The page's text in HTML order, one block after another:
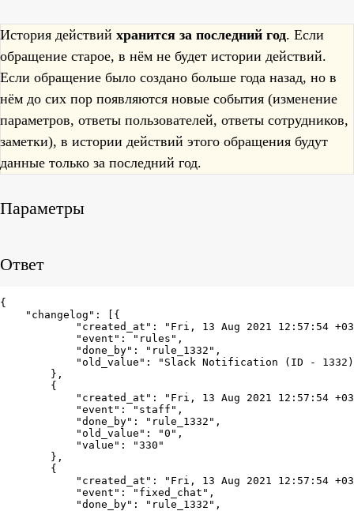
История действий хранится за последний год. Если
обращение старое, в нём не будет истории действий.
Если обращение было создано больше года назад, но в
нём до сих пор появляются новые события (изменение
параметров, ответы пользователей, ответы сотрудников,
заметки), в истории действий этого обращения будут
данные только за последний год.
Параметры
Ответ
{
    "changelog": [{
"created_at": "Fri, 13 Aug 2021 12:57:54
            "event": "rules",
            "done_by": "rule_1332",
"old_value": "Slack Notification (ID -
        },
        {
"created_at": "Fri, 13 Aug 2021 12:57:54
            "event": "staff",
            "done_by": "rule_1332",
            "old_value": "0",
            "value": "330"
        },
        {
"created_at": "Fri, 13 Aug 2021 12:57:54
            "event": "fixed_chat",
            "done_by": "rule_1332",